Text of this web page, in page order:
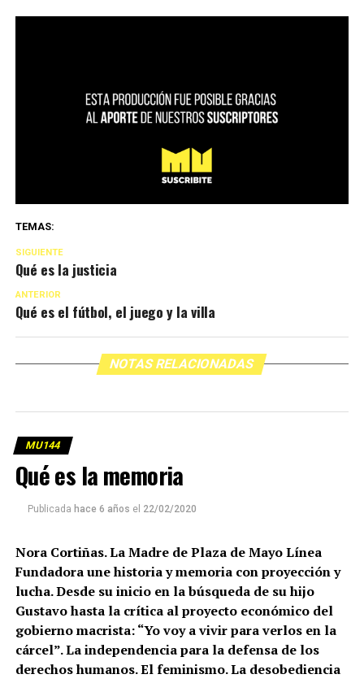
TEMAS:
SIGUIENTE
Qué es la justicia
ANTERIOR
Qué es el fútbol, el juego y la villa
NOTAS RELACIONADAS
MU144
Qué es la memoria
Publicada hace 6 años el 22/02/2020
Nora Cortiñas. La Madre de Plaza de Mayo Línea
Fundadora une historia y memoria con proyección y
lucha. Desde su inicio en la búsqueda de su hijo
Gustavo hasta la crítica al proyecto económico del
gobierno macrista: “Yo voy a vivir para verlos en la
cárcel”. La independencia para la defensa de los
derechos humanos. El feminismo. La desobediencia